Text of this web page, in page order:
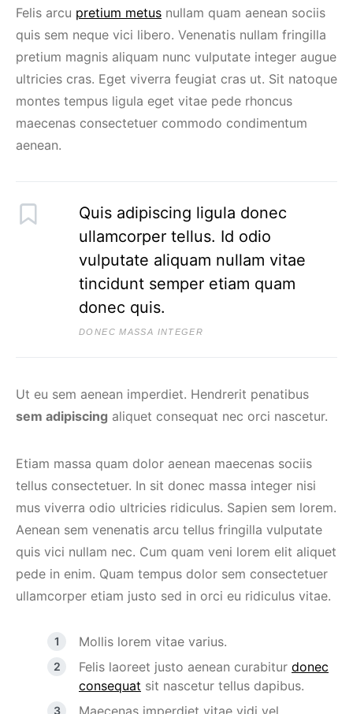
Felis arcu pretium metus nullam quam aenean sociis
quis sem neque vici libero. Venenatis nullam fringilla
pretium magnis aliquam nunc vulputate integer augue
ultricies cras. Eget viverra feugiat cras ut. Sit natoque
montes tempus ligula eget vitae pede rhoncus
maecenas consectetuer commodo condimentum
aenean.
Quis adipiscing ligula donec
ullamcorper tellus. Id odio
vulputate aliquam nullam vitae
tincidunt semper etiam quam
donec quis.
DONEC MASSA INTEGER
Ut eu sem aenean imperdiet. Hendrerit penatibus
sem adipiscing aliquet consequat nec orci nascetur.
Etiam massa quam dolor aenean maecenas sociis
tellus consectetuer. In sit donec massa integer nisi
mus viverra odio ultricies ridiculus. Sapien sem lorem.
Aenean sem venenatis arcu tellus fringilla vulputate
quis vici nullam nec. Cum quam veni lorem elit aliquet
pede in enim. Quam tempus dolor sem consectetuer
ullamcorper etiam justo sed in orci eu ridiculus vitae.
Mollis lorem vitae varius.
Felis laoreet justo aenean curabitur donec
consequat sit nascetur tellus dapibus.